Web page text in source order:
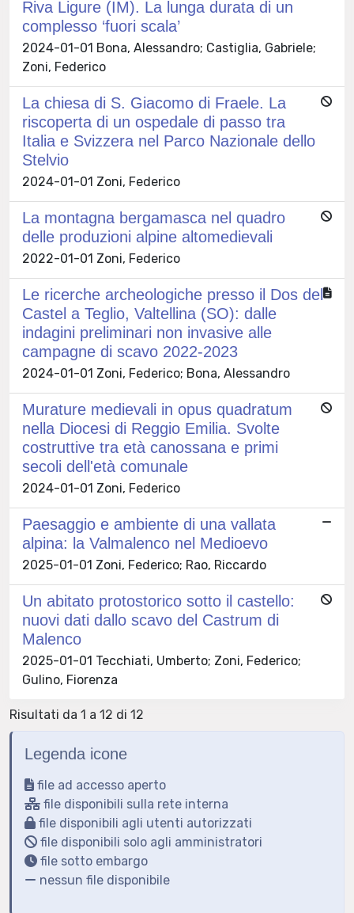
Riva Ligure (IM). La lunga durata di un
complesso ‘fuori scala’
2024-01-01 Bona, Alessandro; Castiglia, Gabriele;
Zoni, Federico
La chiesa di S. Giacomo di Fraele. La
riscoperta di un ospedale di passo tra
Italia e Svizzera nel Parco Nazionale dello
Stelvio
2024-01-01 Zoni, Federico
La montagna bergamasca nel quadro
delle produzioni alpine altomedievali
2022-01-01 Zoni, Federico
Le ricerche archeologiche presso il Dos del
Castel a Teglio, Valtellina (SO): dalle
indagini preliminari non invasive alle
campagne di scavo 2022-2023
2024-01-01 Zoni, Federico; Bona, Alessandro
Murature medievali in opus quadratum
nella Diocesi di Reggio Emilia. Svolte
costruttive tra età canossana e primi
secoli dell'età comunale
2024-01-01 Zoni, Federico
Paesaggio e ambiente di una vallata
alpina: la Valmalenco nel Medioevo
2025-01-01 Zoni, Federico; Rao, Riccardo
Un abitato protostorico sotto il castello:
nuovi dati dallo scavo del Castrum di
Malenco
2025-01-01 Tecchiati, Umberto; Zoni, Federico;
Gulino, Fiorenza
Risultati da 1 a 12 di 12
Legenda icone
file ad accesso aperto
file disponibili sulla rete interna
file disponibili agli utenti autorizzati
file disponibili solo agli amministratori
file sotto embargo
nessun file disponibile